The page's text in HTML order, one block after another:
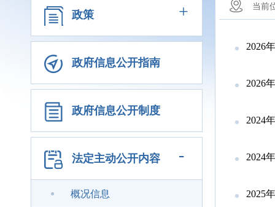
政策 +
政府信息公开指南
政府信息公开制度
法定主动公开内容 -
概况信息
当前
2026
2026
2024
2024
2025